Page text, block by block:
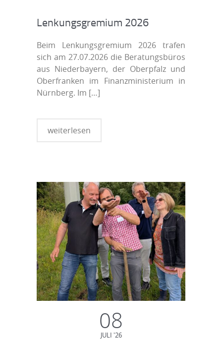
Lenkungsgremium 2026
Beim Lenkungsgremium 2026 trafen
sich am 27.07.2026 die Beratungsbüros
aus Niederbayern, der Oberpfalz und
Oberfranken im Finanzministerium in
Nürnberg. Im […]
weiterlesen
08
JULI '26